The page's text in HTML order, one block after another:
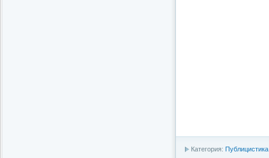
Категория: Публицистика